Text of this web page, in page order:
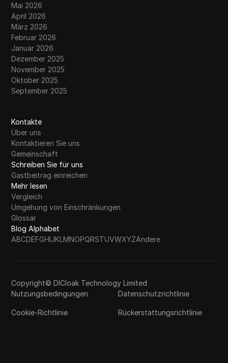
Mai 2026
April 2026
März 2026
Februar 2026
Januar 2026
Dezember 2025
November 2025
Oktober 2025
September 2025
Kontakte
Über uns
Kontaktieren Sie uns
Gemeinschaft
Schreiben Sie für uns
Gastbeitrag einreichen
Mehr lesen
Vergleich
Umgehung von Einschränkungen
Glossar
Blog Alphabet
ABCDEFGHIJKLMNOPQRSTUVWXYZAndere
Copyright© DICloak Technology Limited
Nutzungsbedingungen
Datenschutzrichtlinie
Cookie-Richtlinie Rückerstattungsrichtlinie